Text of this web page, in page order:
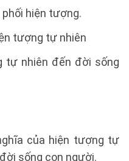
hiện tượng.
tượng tự nhiên
tự nhiên đến đời sống
của hiện tượng tự
sống con người.